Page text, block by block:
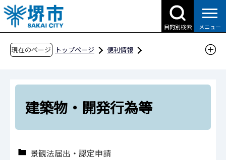
こ
の
ペ
目的別検索 メニュー
現在のページ トップページ
便利情報
申請書ダウンロード（企業の方へ）
目的別検索
産業・ビジネス
建築物・開発行為等
建築物・開発行為等
景観法届出・認定申請